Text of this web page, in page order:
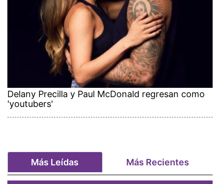
Delany Precilla y Paul McDonald regresan como
'youtubers'
Más Leídas Más Recientes